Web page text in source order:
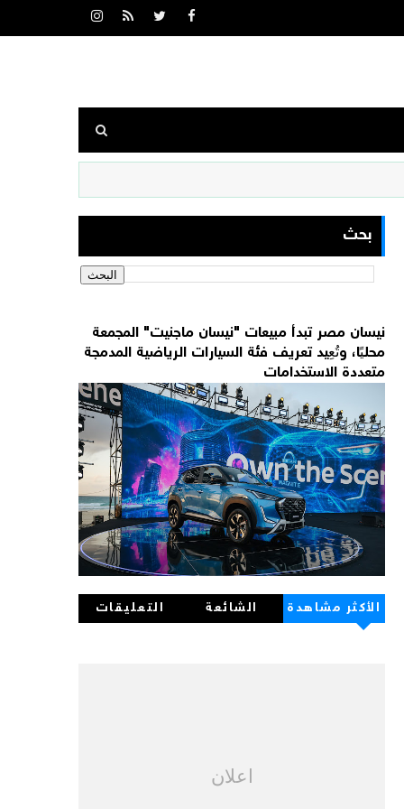
بحث
نيسان مصر تبدأ مبيعات "نيسان ماجنيت" المجمعة
محليًا، وتُعِيد تعريف فئة السيارات الرياضية المدمجة
متعددة الاستخدامات
الأكثر مشاهدة الشائعة التعليقات
اعلان